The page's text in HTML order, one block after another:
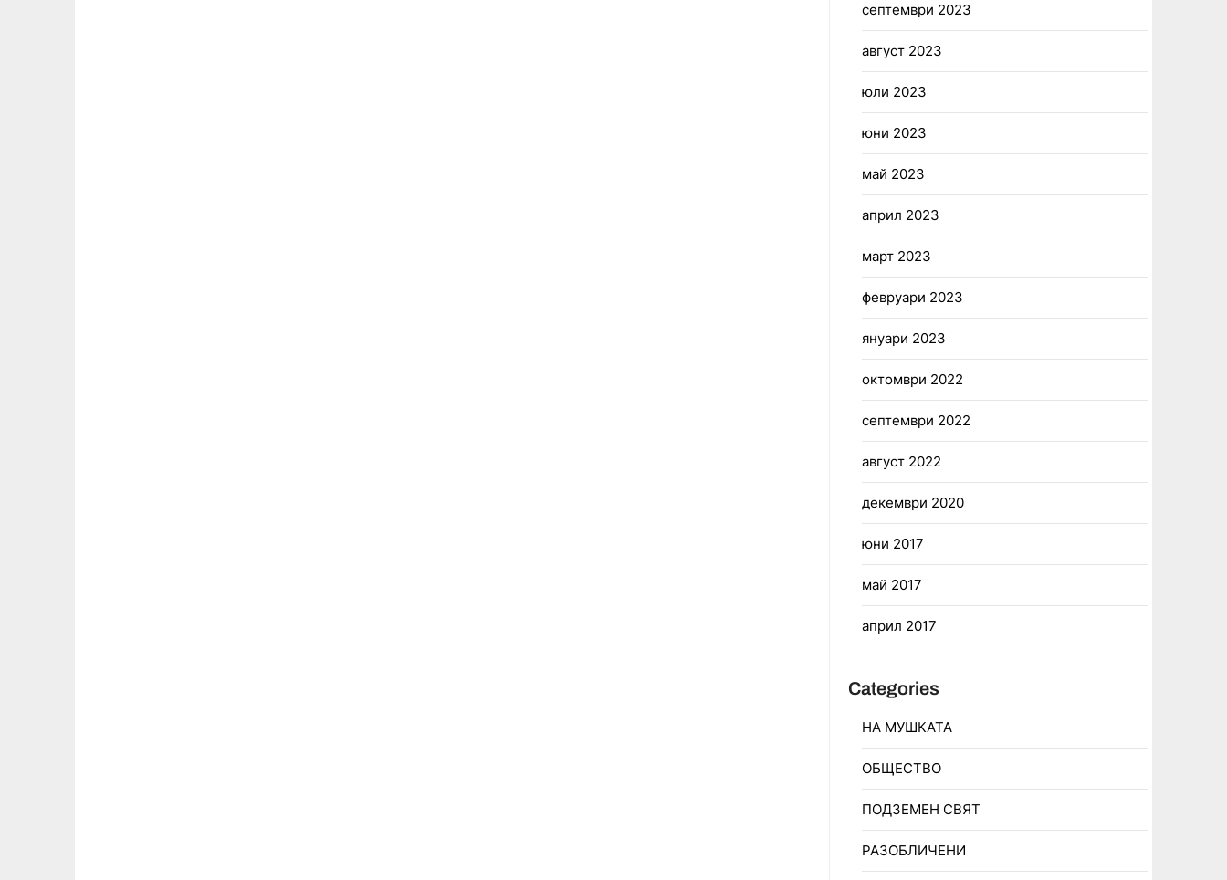
септември 2023
август 2023
юли 2023
юни 2023
май 2023
април 2023
март 2023
февруари 2023
януари 2023
октомври 2022
септември 2022
август 2022
декември 2020
юни 2017
май 2017
април 2017
Categories
НА МУШКАТА
ОБЩЕСТВО
ПОДЗЕМЕН СВЯТ
РАЗОБЛИЧЕНИ